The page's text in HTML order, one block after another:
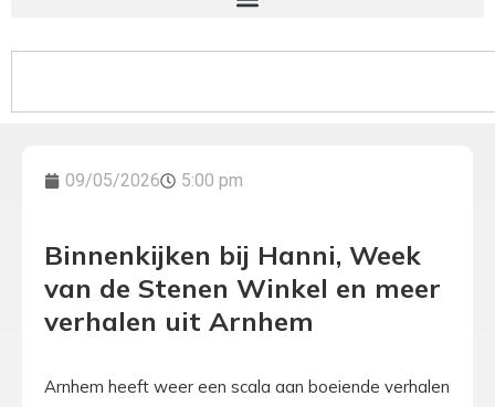
09/05/2026 5:00 pm
Binnenkijken bij Hanni, Week
van de Stenen Winkel en meer
verhalen uit Arnhem
Arnhem heeft weer een scala aan boeiende verhalen